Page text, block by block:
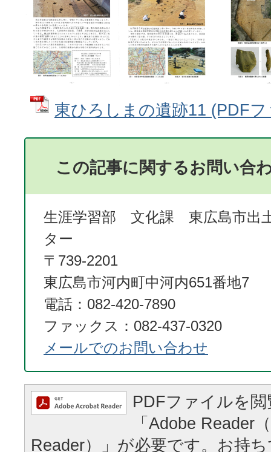
東ひろしまの遺跡11 (PDF
この記事に関するお問い合
生涯学習部 文化課 東広島市出
ター
〒739-2201
東広島市河内町中河内651番地7
電話：082-420-7890
ファックス：082-437-0320
メールでのお問い合わせ
PDFファイルを
「Adobe Reader
Reader）」が必要です。お持